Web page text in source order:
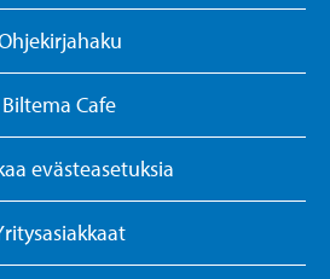
Biltema Cafe
evästeasetuksia